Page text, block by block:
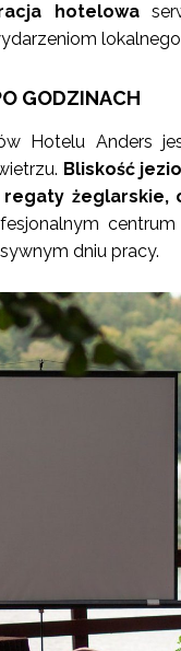
hotelowa
GODZINACH
Hotelu Anders
Bliskość
regaty
dniu pracy.